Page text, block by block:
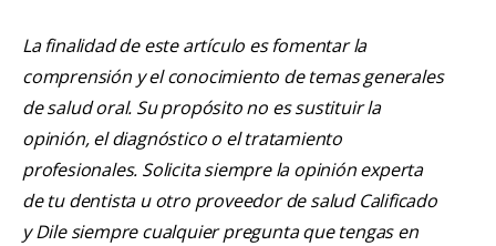
La finalidad de este artículo es fomentar la
comprensión y el conocimiento de temas generales
de salud oral. Su propósito no es sustituir la
opinión, el diagnóstico o el tratamiento
profesionales. Solicita siempre la opinión experta
de tu dentista u otro proveedor de salud Calificado
y Dile siempre cualquier pregunta que tengas en